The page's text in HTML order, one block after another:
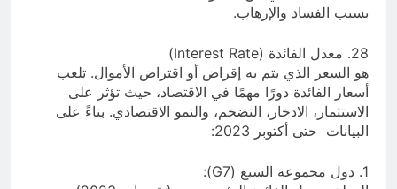
بسبب الفساد والإرهاب.
28. معدل الفائدة (Interest Rate)
هو السعر الذي يتم به إقراض أو اقتراض الأموال. تلعب
أسعار الفائدة دورًا مهمًا في الاقتصاد، حيث تؤثر على
الاستثمار، الادخار، التضخم، والنمو الاقتصادي. بناءً على
البيانات حتى أكتوبر 2023:
1. دول مجموعة السبع (G7):